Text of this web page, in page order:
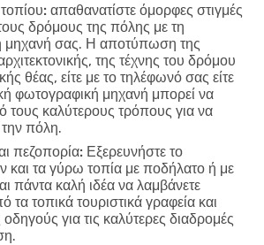
απαθανατίστε όμορφες στιγμές
δρόμους της πόλης με τη
μηχανή σας. Η αποτύπωση της
της τέχνης του δρόμου
θέας, είτε με το τηλέφωνό σας είτε
φωτογραφική μηχανή μπορεί να
τους καλύτερους τρόπους για να
πόλη.
πεζοπορία: Εξερευνήστε το
και τα γύρω τοπία με ποδήλατο ή με
πάντα καλή ιδέα να λαμβάνετε
τα τοπικά τουριστικά γραφεία και
οδηγούς για τις καλύτερες διαδρομές